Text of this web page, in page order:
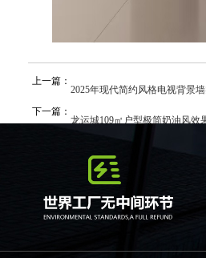
上一篇： 2025年现代简约风格电视背景
下一篇： 龙运城109㎡户型极简奶油风效